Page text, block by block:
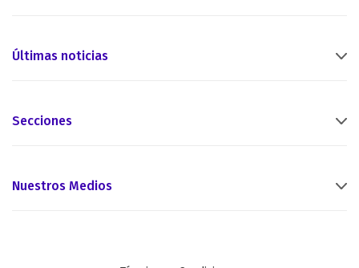
Últimas noticias
Secciones
Nuestros Medios